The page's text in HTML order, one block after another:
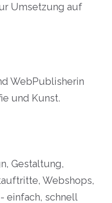
Umsetzung auf
WebPublisherin
und Kunst.
Gestaltung,
Webshops,
einfach, schnell